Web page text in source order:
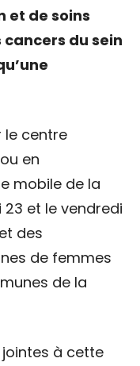
et de soins
du sein
le centre
en
mobile de la
23 et le vendredi
des
de femmes
de la
jointes à cette